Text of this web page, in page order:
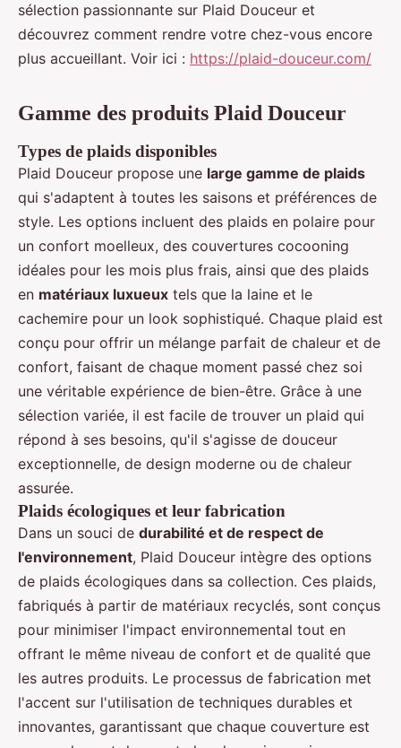
sélection passionnante sur Plaid Douceur et
découvrez comment rendre votre chez-vous encore
plus accueillant. Voir ici : https://plaid-douceur.com/
Gamme des produits Plaid Douceur
Types de plaids disponibles
Plaid Douceur propose une large gamme de plaids
qui s'adaptent à toutes les saisons et préférences de
style. Les options incluent des plaids en polaire pour
un confort moelleux, des couvertures cocooning
idéales pour les mois plus frais, ainsi que des plaids
en matériaux luxueux tels que la laine et le
cachemire pour un look sophistiqué. Chaque plaid est
conçu pour offrir un mélange parfait de chaleur et de
confort, faisant de chaque moment passé chez soi
une véritable expérience de bien-être. Grâce à une
sélection variée, il est facile de trouver un plaid qui
répond à ses besoins, qu'il s'agisse de douceur
exceptionnelle, de design moderne ou de chaleur
assurée.
Plaids écologiques et leur fabrication
Dans un souci de durabilité et de respect de
l'environnement, Plaid Douceur intègre des options
de plaids écologiques dans sa collection. Ces plaids,
fabriqués à partir de matériaux recyclés, sont conçus
pour minimiser l'impact environnemental tout en
offrant le même niveau de confort et de qualité que
les autres produits. Le processus de fabrication met
l'accent sur l'utilisation de techniques durables et
innovantes, garantissant que chaque couverture est